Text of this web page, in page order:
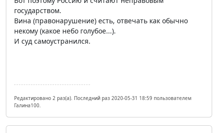
государством.
Вина (правонарушение) есть, отвечать как обычно
некому (какое небо голубое...).
И суд самоустранился.
Редактировано 2 раз(а). Последний раз 2020-05-31 18:59 пользователем
Галина100.